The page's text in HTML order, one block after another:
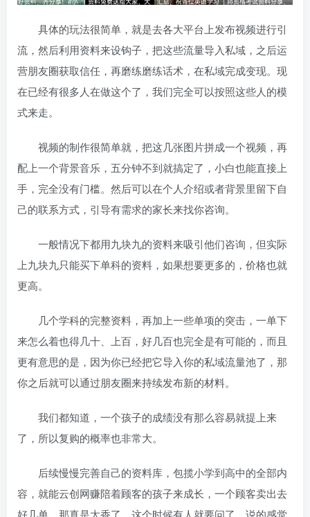
具体的玩法很简单，就是去各大平台上发布视频进行引
流，然后利用资料来设钩子，把这些流量导入私域，之后运
营朋友圈获取信任，再磨练磨练话术，在私域完成变现。现
在已经有很多人在做这个了，我们完全可以按照这些人的模
式来走。
视频的制作很简单就，把这几张图片拼成一个视频，再
配上一个背景音乐，五分钟不到就搞定了，小白也能直接上
手，完全没有门槛。然后可以在个人介绍或者背景里留下自
己的联系方式，引导有需求的家长来找你咨询。
一般情况下都用九块九的资料来吸引他们咨询，但实际
上九块九只能买下单科的资料，如果想要更多的，价格也就
更高。
几个学科的完整资料，再加上一些单项的突击，一单下
来怎么着也得几十、上百，好几百也完全是有可能的，而且
更有意思的是，因为你已经把它导入你的私域流量池了，那
你之后就可以通过朋友圈来持续发布新的材料。
我们都知道，一个孩子的成绩没有那么容易就提上来
了，所以复购的概率也非常大。
后续慢慢完善自己的资料库，包揽小学到高中的全部内
容，就能云创网赚陪着顾客的孩子来成长，一个顾客卖出去
好几单，那真是太香了。这个时候有人就要问了，说的感觉